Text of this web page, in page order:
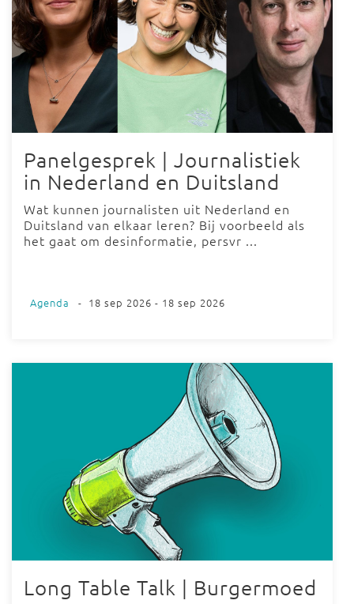
Panelgesprek | Journalistiek
in Nederland en Duitsland
Wat kunnen journalisten uit Nederland en
Duitsland van elkaar leren? Bij voorbeeld als
het gaat om desinformatie, persvr ...
Agenda - 18 sep 2026 - 18 sep 2026
Long Table Talk | Burgermoed